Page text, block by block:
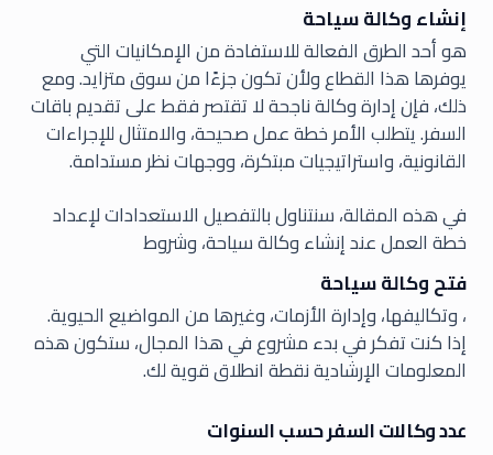
إنشاء وكالة سياحة
هو أحد الطرق الفعالة للاستفادة من الإمكانيات التي
يوفرها هذا القطاع ولأن تكون جزءًا من سوق متزايد. ومع
ذلك، فإن إدارة وكالة ناجحة لا تقتصر فقط على تقديم باقات
السفر. يتطلب الأمر خطة عمل صحيحة، والامتثال للإجراءات
القانونية، واستراتيجيات مبتكرة، ووجهات نظر مستدامة.
في هذه المقالة، سنتناول بالتفصيل الاستعدادات لإعداد
خطة العمل عند إنشاء وكالة سياحة، وشروط
فتح وكالة سياحة
، وتكاليفها، وإدارة الأزمات، وغيرها من المواضيع الحيوية.
إذا كنت تفكر في بدء مشروع في هذا المجال، ستكون هذه
المعلومات الإرشادية نقطة انطلاق قوية لك.
عدد وكالات السفر حسب السنوات